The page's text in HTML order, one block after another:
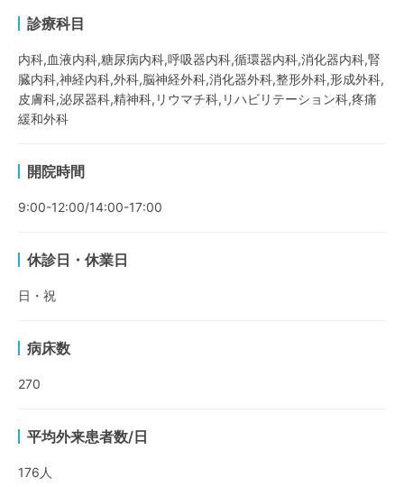
診療科目
内科,血液内科,糖尿病内科,呼吸器内科,循環器内科,消化器内科,腎
臓内科,神経内科,外科,脳神経外科,消化器外科,整形外科,形成外科,
皮膚科,泌尿器科,精神科,リウマチ科,リハビリテーション科,疼痛
緩和外科
開院時間
9:00-12:00/14:00-17:00
休診日・休業日
日・祝
病床数
270
平均外来患者数/日
176 人